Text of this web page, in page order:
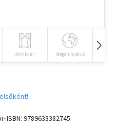
Antikvár Idegen nyelvű
ISBN: 9789633382745